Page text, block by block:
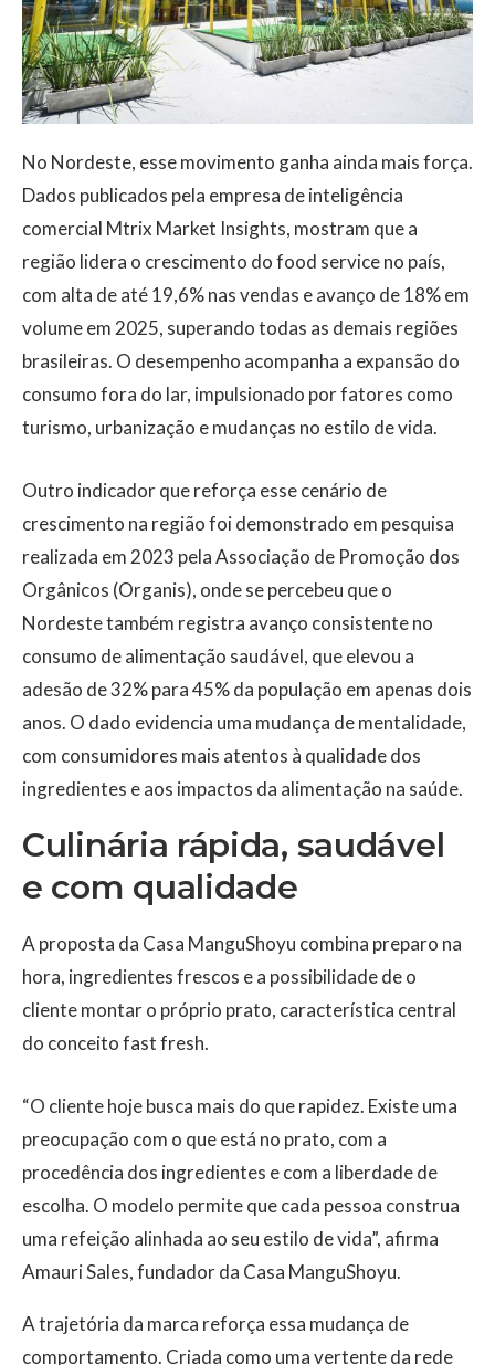
No Nordeste, esse movimento ganha ainda mais força.
Dados publicados pela empresa de inteligência
comercial Mtrix Market Insights, mostram que a
região lidera o crescimento do food service no país,
com alta de até 19,6% nas vendas e avanço de 18% em
volume em 2025, superando todas as demais regiões
brasileiras. O desempenho acompanha a expansão do
consumo fora do lar, impulsionado por fatores como
turismo, urbanização e mudanças no estilo de vida.
Outro indicador que reforça esse cenário de
crescimento na região foi demonstrado em pesquisa
realizada em 2023 pela Associação de Promoção dos
Orgânicos (Organis), onde se percebeu que o
Nordeste também registra avanço consistente no
consumo de alimentação saudável, que elevou a
adesão de 32% para 45% da população em apenas dois
anos. O dado evidencia uma mudança de mentalidade,
com consumidores mais atentos à qualidade dos
ingredientes e aos impactos da alimentação na saúde.
Culinária rápida, saudável
e com qualidade
A proposta da Casa ManguShoyu combina preparo na
hora, ingredientes frescos e a possibilidade de o
cliente montar o próprio prato, característica central
do conceito fast fresh.
“O cliente hoje busca mais do que rapidez. Existe uma
preocupação com o que está no prato, com a
procedência dos ingredientes e com a liberdade de
escolha. O modelo permite que cada pessoa construa
uma refeição alinhada ao seu estilo de vida”, afirma
Amauri Sales, fundador da Casa ManguShoyu.
A trajetória da marca reforça essa mudança de
comportamento. Criada como uma vertente da rede